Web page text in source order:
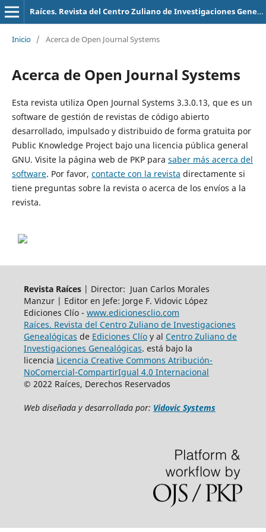
Raíces. Revista del Centro Zuliano de Investigaciones Genealógicas
Inicio / Acerca de Open Journal Systems
Acerca de Open Journal Systems
Esta revista utiliza Open Journal Systems 3.3.0.13, que es un
software de gestión de revistas de código abierto
desarrollado, impulsado y distribuido de forma gratuita por
Public Knowledge Project bajo una licencia pública general
GNU. Visite la página web de PKP para saber más acerca del
software. Por favor, contacte con la revista directamente si
tiene preguntas sobre la revista o acerca de los envíos a la
revista.
Revista Raíces | Director: Juan Carlos Morales
Manzur | Editor en Jefe: Jorge F. Vidovic López
Ediciones Clío - www.edicionesclio.com
Raíces. Revista del Centro Zuliano de Investigaciones
Genealógicas de Ediciones Clíoy al Centro Zuliano de
Investigaciones Genealógicas. está bajo la
licencia Licencia Creative Commons Atribución-
NoComercial-CompartirIgual 4.0 Internacional
© 2022 Raíces, Derechos Reservados
Web diseñada ydesarrolladapor: Vidovic Systems